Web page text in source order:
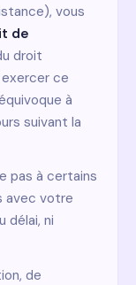
vous
de
droit
ce
à
suivant la
pas à certains
avec votre
délai, ni
de